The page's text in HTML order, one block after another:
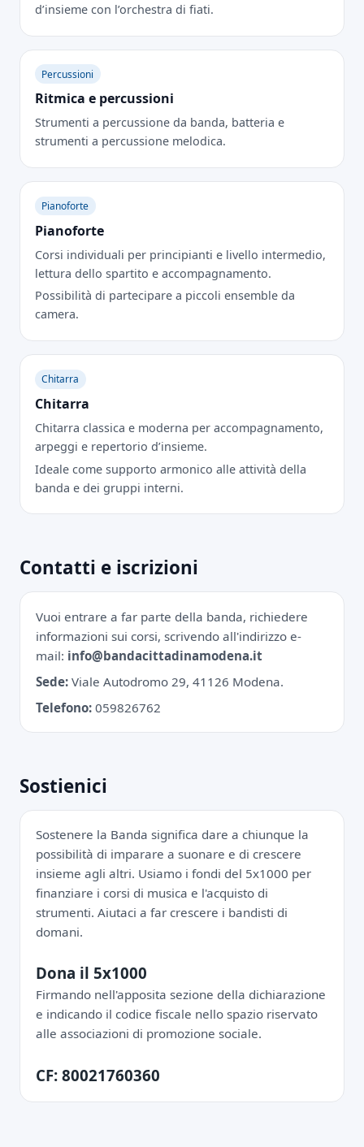
d’insieme con l’orchestra di fiati.
Percussioni
Ritmica e percussioni
Strumenti a percussione da banda, batteria e
strumenti a percussione melodica.
Pianoforte
Pianoforte
Corsi individuali per principianti e livello intermedio,
lettura dello spartito e accompagnamento.
Possibilità di partecipare a piccoli ensemble da
camera.
Chitarra
Chitarra
Chitarra classica e moderna per accompagnamento,
arpeggi e repertorio d’insieme.
Ideale come supporto armonico alle attività della
banda e dei gruppi interni.
Contatti e iscrizioni
Vuoi entrare a far parte della banda, richiedere
informazioni sui corsi, scrivendo all'indirizzo e-
mail: info@bandacittadinamodena.it
Sede: Viale Autodromo 29, 41126 Modena.
Telefono: 059826762
Sostienici
Sostenere la Banda significa dare a chiunque la
possibilità di imparare a suonare e di crescere
insieme agli altri. Usiamo i fondi del 5x1000 per
finanziare i corsi di musica e l'acquisto di
strumenti. Aiutaci a far crescere i bandisti di
domani.
Dona il 5x1000
Firmando nell'apposita sezione della dichiarazione
e indicando il codice fiscale nello spazio riservato
alle associazioni di promozione sociale.
CF: 80021760360